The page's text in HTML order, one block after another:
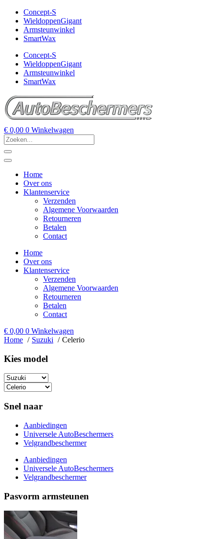
Concept-S
WieldoppenGigant
Armsteunwinkel
SmartWax
Concept-S
WieldoppenGigant
Armsteunwinkel
SmartWax
€ 0,00 0 Winkelwagen
Home
Over ons
Klantenservice
Verzenden
Algemene Voorwaarden
Retourneren
Betalen
Contact
Home
Over ons
Klantenservice
Verzenden
Algemene Voorwaarden
Retourneren
Betalen
Contact
€ 0,00 0 Winkelwagen
Home
Suzuki Celerio
Kies model​
Snel naar
Aanbiedingen
Universele AutoBeschermers
Velgrandbeschermer
Aanbiedingen
Universele AutoBeschermers
Velgrandbeschermer
Pasvorm armsteunen